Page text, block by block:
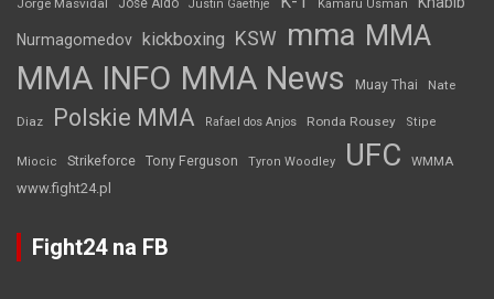
Jorge Masvidal Jose Aldo Justin Gaethje Kamaru Usman
Nurmagomedov kickboxing KSW mma MMA
MMA INFO MMA News Muay Thai Nate
Diaz Polskie MMA Rafael dos Anjos Ronda Rousey Stipe
Miocic Strikeforce Tony Ferguson Tyron Woodley UFC WMMA
www.fight24.pl
Fight24 na FB